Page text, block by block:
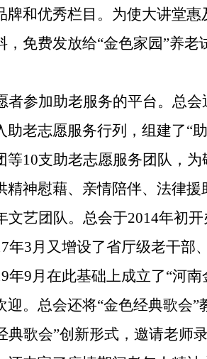
和优秀栏目。为使大讲堂
免费发放给“金色家园”养
者参加助老服务的平台。总会
老志愿服务行列，组建了“
10支助老志愿服务团队，
神慰藉、亲情陪伴、法律援
文艺团队。总会于2014年初
年3月又增设了省厅级老干
9月在此基础上成立了“河
。总会还将“金色经典歌会
典歌会”创新形式，邀请老